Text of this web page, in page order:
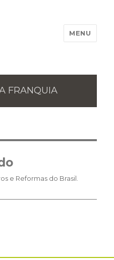
MENU
FRANQUIA
e Reformas do Brasil.